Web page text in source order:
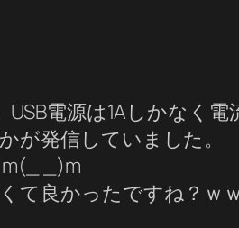
電源は1Aしかなく電
が発信していました。
_)m
て良かったですね？ｗｗ